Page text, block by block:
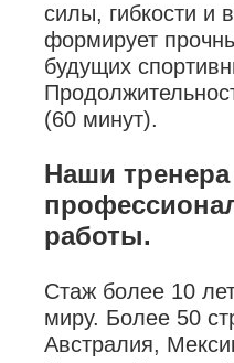
силы, гибкости и
формирует
будущих
(60 минут).
Наши
работы.
Стаж более 10
миру. Более 50
Австралия,